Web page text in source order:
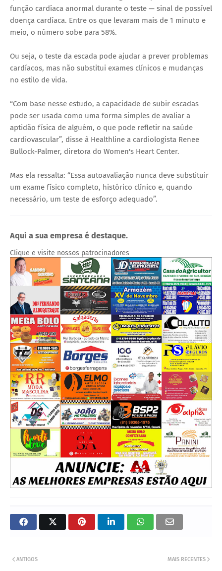
função cardíaca anormal durante o teste — sinal de possível
doença cardíaca. Entre os que levaram mais de 1 minuto e
meio, o número sobe para 58%.
Ou seja, o teste da escada pode ajudar a prever problemas
cardíacos, mas não substitui exames clínicos e mudanças
no estilo de vida.
“Com base nesse estudo, a capacidade de subir escadas
pode ser usada como uma forma simples de avaliar a
aptidão física de alguém, o que pode refletir na saúde
cardiovascular”, disse à Healthline a cardiologista Renee
Bullock-Palmer, diretora do Women's Heart Center.
Mas ela ressalta: “Essa autoavaliação nunca deve substituir
um exame físico completo, histórico clínico e, quando
necessário, um teste de esforço adequado”.
Aqui a sua empresa é destaque.
Clique e visite nossos patrocinadores
MAIS RECENTES
ANTIGOS